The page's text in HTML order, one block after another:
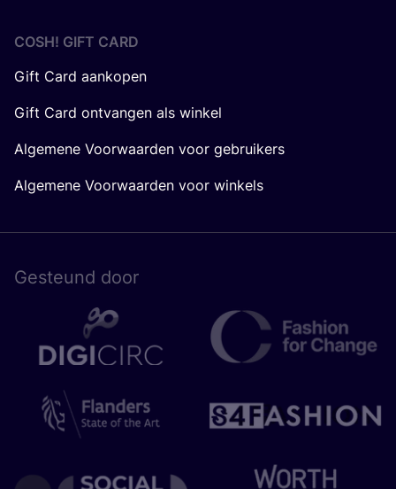
COSH! GIFT CARD
Gift Card aankopen
Gift Card ontvangen als winkel
Algemene Voorwaarden voor gebruikers
Algemene Voorwaarden voor winkels
Gesteund door